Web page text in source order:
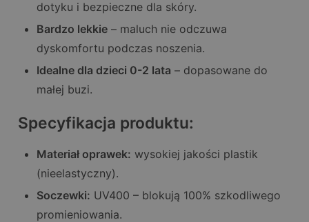
dotyku i bezpieczne dla skóry.
Bardzo lekkie – maluch nie odczuwa
dyskomfortu podczas noszenia.
Idealne dla dzieci 0-2 lata – dopasowane do
małej buzi.
Specyfikacja produktu:
Materiał oprawek: wysokiej jakości plastik
(nieelastyczny).
Soczewki: UV400 – blokują 100% szkodliwego
promieniowania.